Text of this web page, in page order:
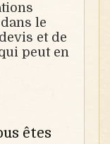
le
et de
peut en
êtes